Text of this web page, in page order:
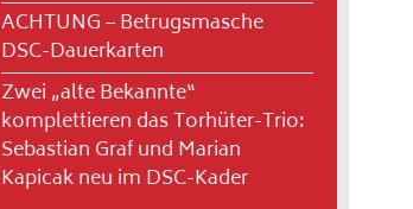
ACHTUNG – Betrugsmasche
DSC-Dauerkarten
Zwei „alte Bekannte“
komplettieren das Torhüter-Trio:
Sebastian Graf und Marian
Kapicak neu im DSC-Kader